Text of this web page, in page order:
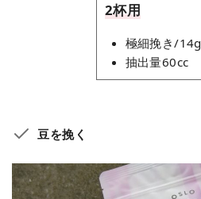
2杯用
極細挽き/14g
抽出量60cc
豆を挽く